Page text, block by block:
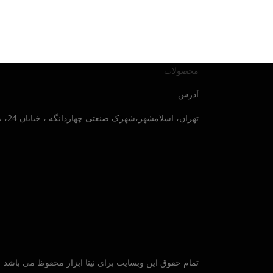
محصولات
آدرس
تهران، اسلامشهر،شهرک صنعتی چهاردانگه ، خیابان 24، بلوار صنایع جنوبی ، پلاک 30
تمام حقوق این وبسایت برای نیتا ابزار محفوظ می باشد